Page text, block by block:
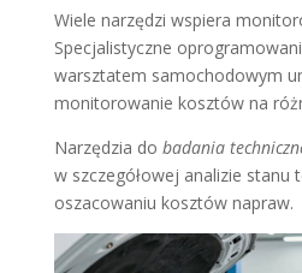
Wiele narzędzi wspiera
Specjalistyczne
warsztatem samochodowym
monitorowanie kosztów na
Narzędzia do badania
w szczegółowej analizie stanu
oszacowaniu kosztów napraw.